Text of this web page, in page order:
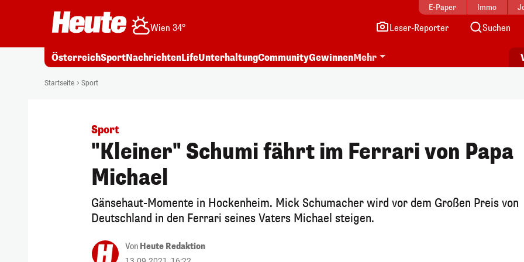
E-Paper Immo
Wien 34° Leser-Reporter Suchen
ÖsterreichSportNachrichtenLifeUnterhaltungCommunityGewinnenMehr
Startseite Sport
Sport
"Kleiner" Schumi fährt im Ferrari von Papa
Michael
Gänsehaut-Momente in Hockenheim. Mick Schumacher wird vor dem Großen Preis von
Deutschland in den Ferrari seines Vaters Michael steigen.
Von Heute Redaktion